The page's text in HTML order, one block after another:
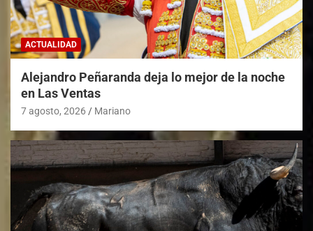
ACTUALIDAD
Alejandro Peñaranda deja lo mejor de la noche
en Las Ventas
7 agosto, 2026 Mariano